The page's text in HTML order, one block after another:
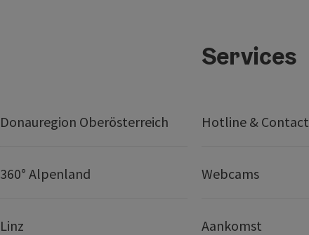
Donauregion Oberösterreich
360° Alpenland
Linz
Services
Hotline & Contact
Webcams
Aankomst